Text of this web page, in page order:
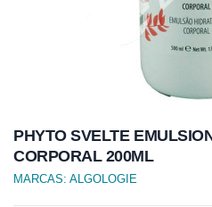
PHYTO SVELTE
CORPORAL 200ML
MARCAS: ALGOLOGIE